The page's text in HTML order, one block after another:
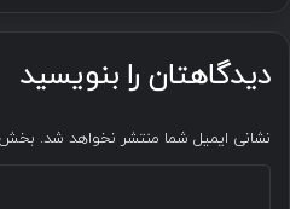
دیدگاهتان را بنویسید
نشانی ایمیل شما منتشر نخواهد شد.